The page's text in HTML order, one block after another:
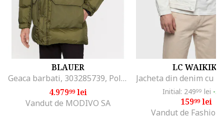
BLAUER
Geaca barbati, 303285739, Poliamida, Verde, Verde
4.97999lei
Vandut de MODIVO SA
LC WAIKIKI
Initial: 24999 lei -
15999lei
Vandut de Fashion